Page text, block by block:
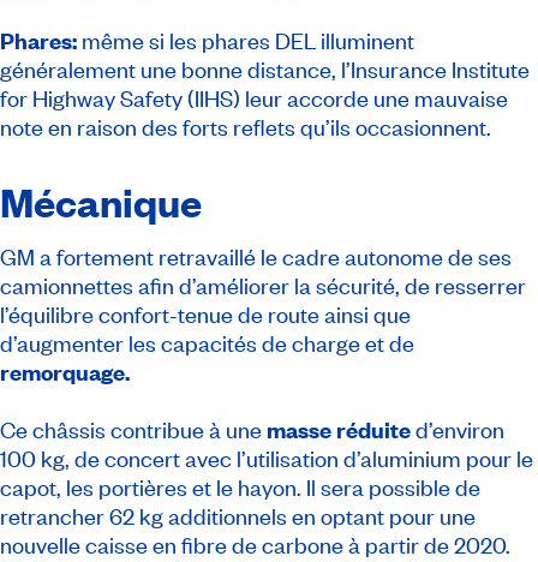
Phares: même si les phares DEL illuminent
généralement une bonne distance, l’Insurance Institute
for Highway Safety (IIHS) leur accorde une mauvaise
note en raison des forts reflets qu’ils occasionnent.
Mécanique
GM a fortement retravaillé le cadre autonome de ses
camionnettes afin d’améliorer la sécurité, de resserrer
l’équilibre confort-tenue de route ainsi que
d’augmenter les capacités de charge et de
remorquage.
Ce châssis contribue à une masse réduited’environ
100 kg, de concert avec l’utilisation d’aluminium pour le
capot, les portières et le hayon. Il sera possible de
retrancher 62 kg additionnels en optant pour une
nouvelle caisse en fibre de carbone à partir de 2020.